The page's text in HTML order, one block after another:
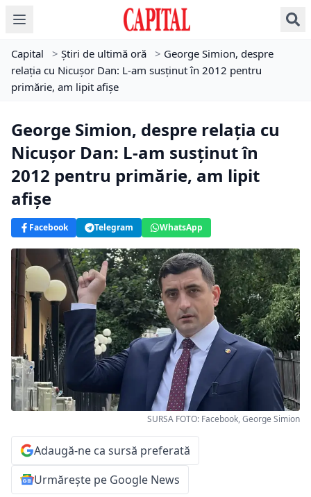
Capital > Știri de ultimă oră > George Simion, despre
relația cu Nicușor Dan: L-am susținut în 2012 pentru
primărie, am lipit afișe
George Simion, despre relația cu
Nicușor Dan: L-am susținut în
2012 pentru primărie, am lipit
afișe
Facebook Telegram WhatsApp
SURSA FOTO: Facebook, George Simion
Adaugă-ne ca sursă preferată
Urmărește pe Google News